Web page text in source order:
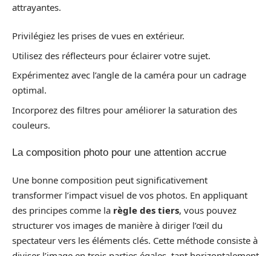
attrayantes.
Privilégiez les prises de vues en extérieur.
Utilisez des réflecteurs pour éclairer votre sujet.
Expérimentez avec l’angle de la caméra pour un cadrage
optimal.
Incorporez des filtres pour améliorer la saturation des
couleurs.
La composition photo pour une attention accrue
Une bonne composition peut significativement
transformer l’impact visuel de vos photos. En appliquant
des principes comme la règle des tiers, vous pouvez
structurer vos images de manière à diriger l’œil du
spectateur vers les éléments clés. Cette méthode consiste à